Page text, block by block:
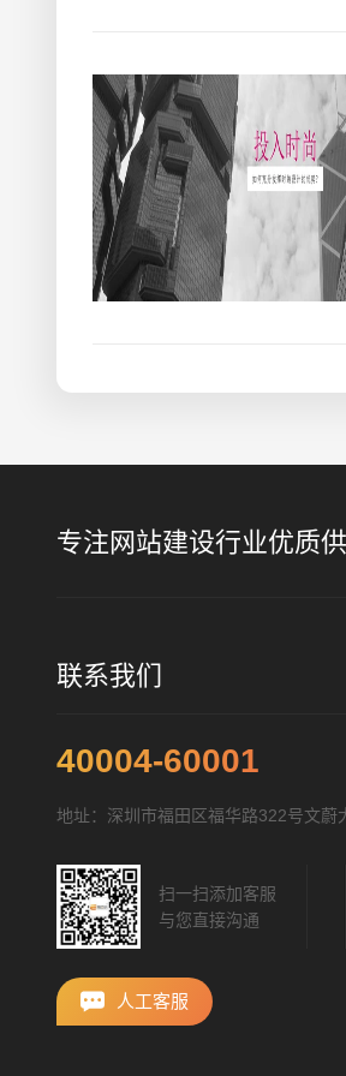
专注网站建设行业优质
联系我们
40004-60001
地址：深圳市福田区福华路322号文蔚
扫一扫添加客服
与您直接沟通
人工客服